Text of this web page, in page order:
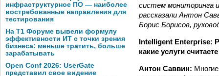
инфраструктурное ПО — наиболее
востребованные направления для
тестирования
На Т1 Форуме вывели формулу
эффективности ИТ с точки зрения
бизнеса: меньше тратить, больше
зарабатывать
Open Conf 2026: UserGate
представил свое видение
систем мониторинга
рассказали Антон
Борис Борисов,
Intelligent Enterprise:
какие услуги
Антон Саввин: